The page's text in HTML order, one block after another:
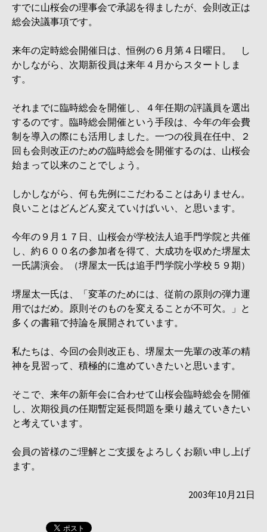
すでに山桜会の理事会で承認を得ましたが、会則改正は
総会決議事項です。
来年の定時総会開催日は、恒例の６月第４日曜日。 し
かしながら、次期新役員は来年４月からスタートしま
す。
それまでに臨時総会を開催し、４年任期の評議員を選出
するのです。臨時総会開催という手段は、今年の年会費
制を導入の際にも活用しました。一つの役員在任中、２
回も会則改正のための臨時総会を開催するのは、山桜会
始まって以来のことでしょう。
しかしながら、何も先例にこだわることはありません。
良いことはどんどん変えていけばいい、と思います。
今年の９月１７日、山桜会が学校法人追手門学院と共催
し、約６００名の参加者を得て、大成功を収めた堺屋太
一氏講演会。（堺屋太一氏は追手門学院小学校５９期）
堺屋太一氏は、「変革のためには、従前の原則の弾力運
用ではだめ。原則そのものを変えることが不可欠。」と
多くの書籍で持論を展開されています。
私たちは、今回の会則改正も、堺屋太一先輩の改革の精
神を見習って、積極的に進めていきたいと思います。
そこで、来年の新年会に合わせて山桜会臨時総会を開催
し、次期役員の任期暫定延長問題を乗り越えていきたい
と考えています。
会員の皆様のご理解とご支援をよろしくお願い申し上げ
ます。
2003年10月21日